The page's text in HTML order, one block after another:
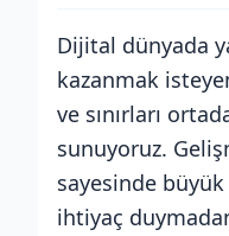
Dijital dünyada
kazanmak
ve sınırları
sunuyoruz.
sayesinde
ihtiyaç